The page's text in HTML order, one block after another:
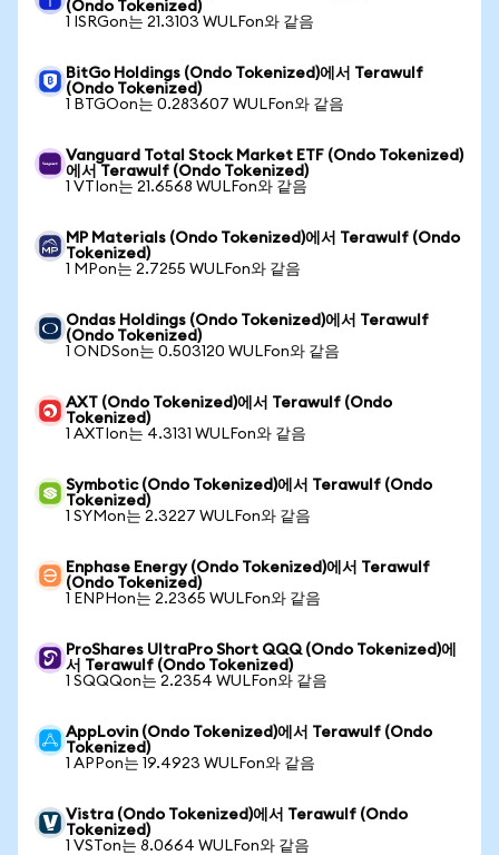
(Ondo Tokenized)
1 ISRGon는 21.3103 WULFon와 같음
BitGo Holdings (Ondo Tokenized)에서 Terawulf
(Ondo Tokenized)
1 BTGOon는 0.283607 WULFon와 같음
Vanguard Total Stock Market ETF (Ondo Tokenized)
에서 Terawulf (Ondo Tokenized)
1 VTIon는 21.6568 WULFon와 같음
MP Materials (Ondo Tokenized)에서 Terawulf (Ondo
Tokenized)
1 MPon는 2.7255 WULFon와 같음
Ondas Holdings (Ondo Tokenized)에서 Terawulf
(Ondo Tokenized)
1 ONDSon는 0.503120 WULFon와 같음
AXT (Ondo Tokenized)에서 Terawulf (Ondo
Tokenized)
1 AXTIon는 4.3131 WULFon와 같음
Symbotic (Ondo Tokenized)에서 Terawulf (Ondo
Tokenized)
1 SYMon는 2.3227 WULFon와 같음
Enphase Energy (Ondo Tokenized)에서 Terawulf
(Ondo Tokenized)
1 ENPHon는 2.2365 WULFon와 같음
ProShares UltraPro Short QQQ (Ondo Tokenized)에
서 Terawulf (Ondo Tokenized)
1 SQQQon는 2.2354 WULFon와 같음
AppLovin (Ondo Tokenized)에서 Terawulf (Ondo
Tokenized)
1 APPon는 19.4923 WULFon와 같음
Vistra (Ondo Tokenized)에서 Terawulf (Ondo
Tokenized)
1 VSTon는 8.0664 WULFon와 같음